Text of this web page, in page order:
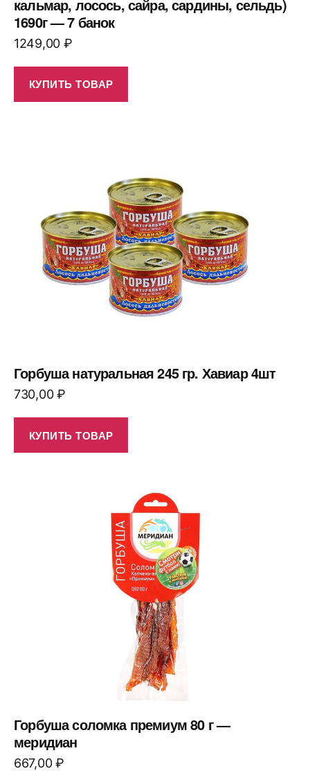
кальмар, лосось, сайра, сардины, сельдь)
1690г — 7 банок
1249,00 ₽
КУПИТЬ ТОВАР
Горбуша натуральная 245 гр. Хавиар 4шт
730,00₽
КУПИТЬ ТОВАР
Горбуша соломка премиум 80 г —
меридиан
667,00₽